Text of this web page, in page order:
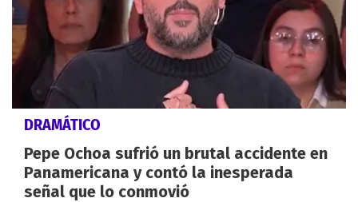
DRAMÁTICO
Pepe Ochoa sufrió un brutal accidente en
Panamericana y contó la inesperada
señal que lo conmovió